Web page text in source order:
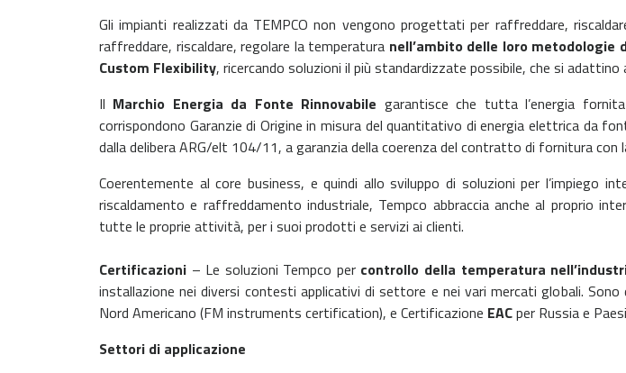
Gli impianti realizzati da TEMPCO non vengono progettati per raffreddare,
raffreddare, riscaldare, regolare la temperatura nell’ambito delle loro metodologie
Custom Flexibility, ricercando soluzioni il più standardizzate possibile, che si adattino
Il Marchio Energia da Fonte Rinnovabile garantisce che tutta l’energia
corrispondono Garanzie di Origine in misura del quantitativo di energia elettrica da
dalla delibera ARG/elt 104/11, a garanzia della coerenza del contratto di fornitura con
Coerentemente al core business, e quindi allo sviluppo di soluzioni per l’impiego
riscaldamento e raffreddamento industriale, Tempco abbraccia anche al proprio
tutte le proprie attività, per i suoi prodotti e servizi ai clienti.
Certificazioni – Le soluzioni Tempco percontrollo della temperatura
installazione nei diversi contesti applicativi di settore e nei vari mercati globali.
Nord Americano (FM instruments certification), e Certificazione EACper Russia e
Settori di applicazione